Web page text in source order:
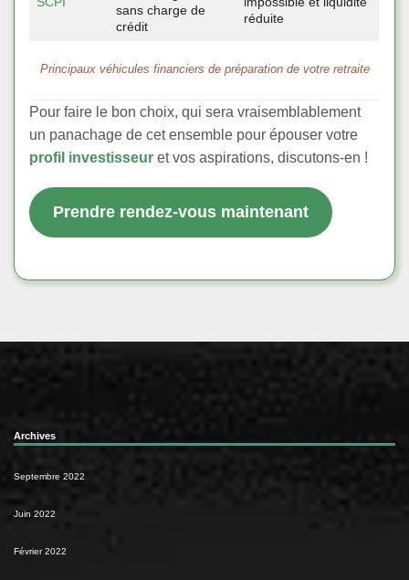
sans charge de
crédit
réduite
Principaux véhicules financiers de préparation de votre retraite
Pour faire le bon choix, qui sera vraisemblablement
un panachage de cet ensemble pour épouser votre
profil investisseur et vos aspirations, discutons-en !
Prendre rendez-vous maintenant
Archives
Septembre 2022
Juin 2022
Février 2022